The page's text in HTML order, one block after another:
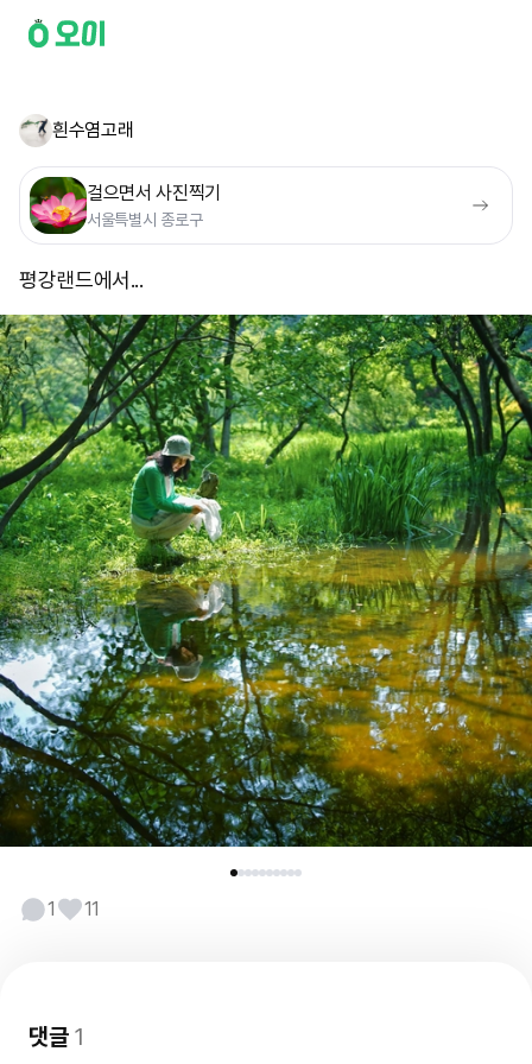
흰수염고래
걸으면서 사진찍기
서울특별시 종로구
평강랜드에서...
1 11
댓글1